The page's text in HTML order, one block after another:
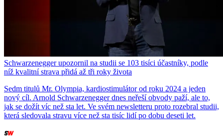
Schwarzenegger upozornil na studii se 103 tisíci účastníky, podle
níž kvalitní strava přidá až tři roky života
Sedm titulů Mr. Olympia, kardiostimulátor od roku 2024 a jeden
nový cíl. Arnold Schwarzenegger dnes neřeší obvody paží, ale to,
jak se dožít víc než sta let. Ve svém newsletteru proto rozebral studii,
která sledovala stravu více než sta tisíc lidí po dobu deseti let.